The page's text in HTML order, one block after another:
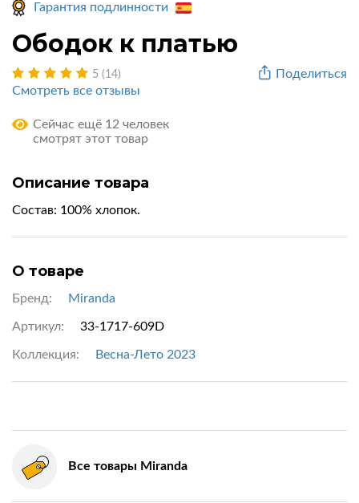
Гарантия подлинности
Ободок к платью
Поделиться
5 (14)
Смотреть все отзывы
Сейчас ещё 12 человек
смотрят этот товар
Описание товара
Состав: 100% хлопок.
О товаре
Бренд: Miranda
Артикул: 33-1717-609D
Коллекция: Весна-Лето 2023
Все товары Miranda